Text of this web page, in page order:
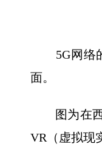
5G网络的
面。
图为在西
VR（虚拟现